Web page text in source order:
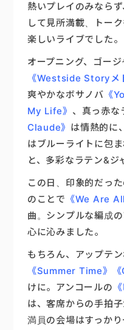
熱いプレイのみなら
して見所満載、トー
楽しいライブでした。
オープニング、ゴー
《Westside Storyメ
爽やかなボサノバ 《
My Life》 、真っ赤な
Claude》 は情熱的に、
はブルーライトに包
と、多彩なラテン&ジ
この日、印象的だっ
のことで 《We Are
曲。シンプルな編成
心に沁みました。
もちろん、アップテ
《Summer Time》《
けに。アンコールの
は、客席からの手拍
満員の会場はすっか